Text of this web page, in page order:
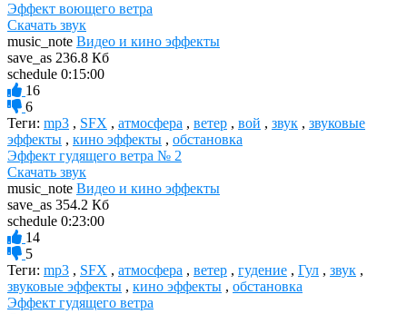
Эффект воющего ветра
Скачать звук
music_note Видео и кино эффекты
save_as 236.8 Кб
schedule 0:15:00
16
6
Теги: mp3 , SFX , атмосфера , ветер , вой , звук , звуковые
эффекты , кино эффекты , обстановка
Эффект гудящего ветра № 2
Скачать звук
music_note Видео и кино эффекты
save_as 354.2 Кб
schedule 0:23:00
14
5
Теги: mp3 , SFX , атмосфера , ветер , гудение , Гул , звук ,
звуковые эффекты , кино эффекты , обстановка
Эффект гудящего ветра